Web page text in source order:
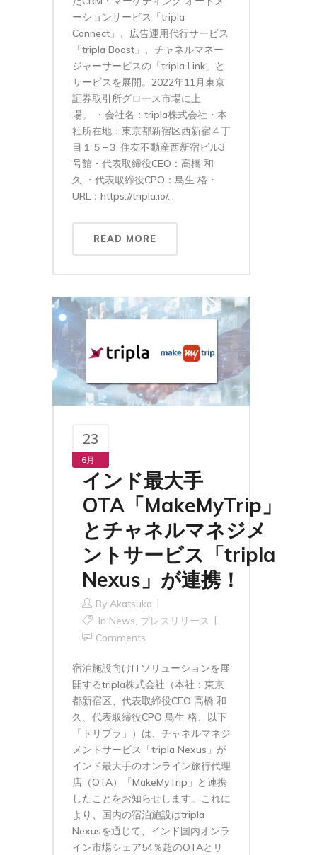
ーションサービス「tripla
Connect」、広告運用代行サービス
「tripla Boost」、チャネルマネー
ジャーサービスの「tripla Link」と
サービスを展開。2022年11月東京
証券取引所グロース市場に上
場。 ・会社名：tripla株式会社・本
社所在地：東京都新宿区西新宿４丁
目１５−３ 住友不動産西新宿ビル3
号館・代表取締役CEO：高橋 和
久 ・代表取締役CPO：鳥生 格・
URL：https://tripla.io/...
READ MORE
23
6月
インド最大手
OTA「MakeMyTrip」
とチャネルマネジメ
ントサービス「tripla
Nexus」が連携！
By Akatsuka
In News, プレスリリース
Comments
宿泊施設向けITソリューションを展
開するtripla株式会社（本社：東京
都新宿区、代表取締役CEO 高橋 和
久、代表取締役CPO 鳥生 格、以下
「トリプラ」）は、チャネルマネジ
メントサービス「tripla Nexus」が
インド最大手のオンライン旅行代理
店（OTA）「MakeMyTrip」と連携
したことをお知らせします。これに
より、国内の宿泊施設はtripla
Nexusを通じて、インド国内オンラ
イン市場シェア54％超のOTAとリ